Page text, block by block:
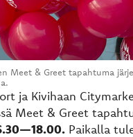
Meet & Greet tapahtuma
ja Kivihaan
Meet & Greet
Paikalla